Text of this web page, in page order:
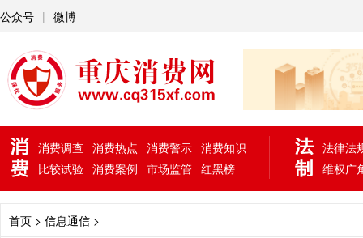
公众号 | 微博
消费调查 消费热点 消费警示 消费知识
比较试验 消费案例 市场监管 红黑榜
法律法
维权广
首页 > 信息通信 >